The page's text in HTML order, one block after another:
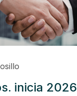
inicia 2026